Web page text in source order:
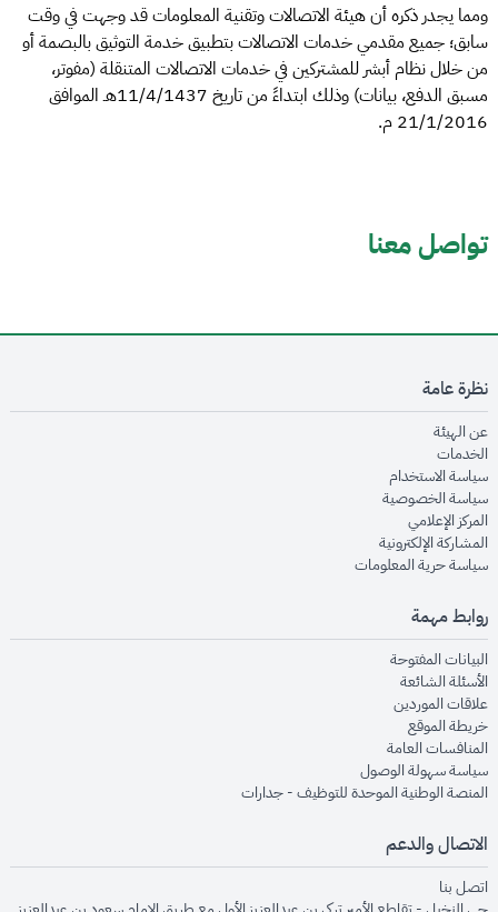
ومما يجدر ذكره أن هيئة الاتصالات وتقنية المعلومات قد وجهت في وقت
سابق؛ جميع مقدمي خدمات الاتصالات بتطبيق خدمة التوثيق بالبصمة أو
من خلال نظام أبشر للمشتركين في خدمات الاتصالات المتنقلة (مفوتر،
مسبق الدفع، بيانات) وذلك ابتداءً من تاريخ 11/4/1437هـ الموافق
21/1/2016 م.
تواصل معنا
نظرة عامة
عن الهيئةopens in new window
الخدماتopens in new window
سياسة الاستخدام
سياسة الخصوصيةopens in new window
المركز الإعلاميopens in new window
المشاركة الإلكترونيةopens in new window
سياسة حرية المعلوماتopens in new window
روابط مهمة
البيانات المفتوحةopens in new window
الأسئلة الشائعةopens in new window
علاقات الموردينopens in new window
خريطة الموقعopens in new window
المنافسات العامةopens in new window
سياسة سهولة الوصولopens in new window
المنصة الوطنية الموحدة للتوظيف - جداراتopens in new window
الاتصال والدعم
اتصل بنا